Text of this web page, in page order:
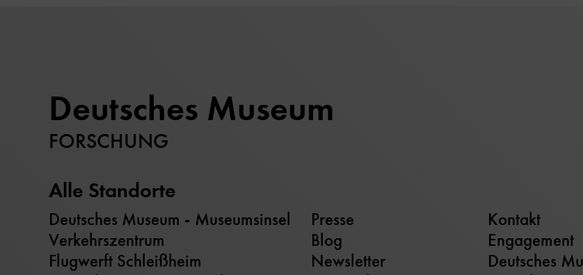
Deutsches Museum
FORSCHUNG
Alle Standorte
Deutsches Museum - Museumsinsel
Verkehrszentrum
Flugwerft Schleißheim
Presse
Blog
Newsletter
Kontakt
Engagement
Deutsches